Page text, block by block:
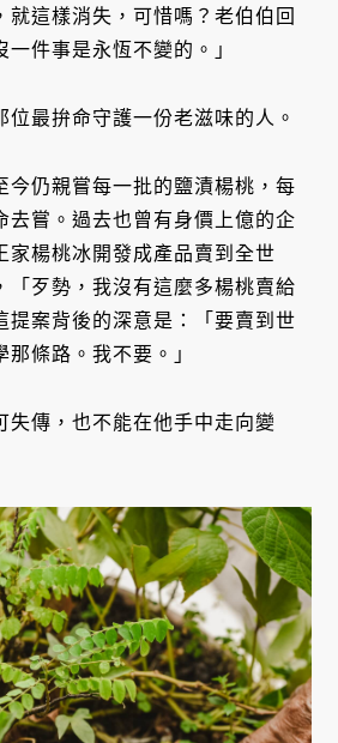
就這樣消失，可惜嗎？老伯伯回
件事是永恆不變的。」
位最拚命守護一份老滋味的人。
今仍親嘗每一批的鹽漬楊桃，每
去嘗。過去也曾有身價上億的企
家楊桃冰開發成產品賣到全世
「歹勢，我沒有這麼多楊桃賣給
提案背後的深意是：「要賣到世
條路。我不要。」
失傳，也不能在他手中走向變